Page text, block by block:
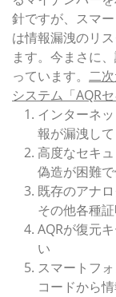
針ですが、スマ
は情報漏洩のリ
ます。今まさに
っています。 二
システム「AQR
インターネ
報が漏洩し
高度なセキ
偽造が困難
既存のアナ
その他各種
AQRが復元
い
スマートフ
コードから